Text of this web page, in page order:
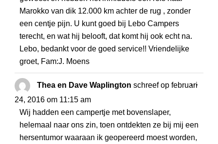
Marokko van dik 12.000 km achter de rug , zonder
een centje pijn. U kunt goed bij Lebo Campers
terecht, en wat hij belooft, dat komt hij ook echt na.
Lebo, bedankt voor de goed service!! Vriendelijke
groet, Fam:J. Moens
Thea en Dave Waplington schreef op februari
24, 2016 om 11:15 am
Wij hadden een campertje met bovenslaper,
helemaal naar ons zin, toen ontdekten ze bij mij een
hersentumor waaraan ik geopereerd moest worden,
...